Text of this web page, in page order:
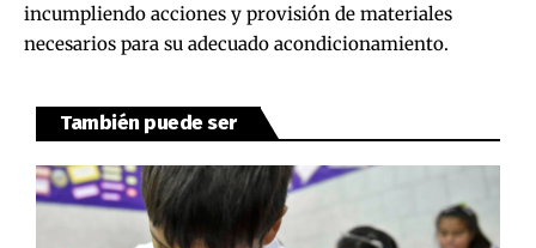
incumpliendo acciones y provisión de materiales
necesarios para su adecuado acondicionamiento.
También puede ser